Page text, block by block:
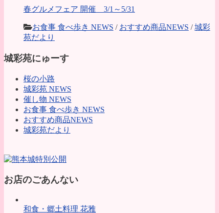
春グルメフェア 開催 3/1～5/31
お食事 食べ歩き NEWS / おすすめ商品NEWS /城彩
苑だより
城彩苑にゅーす
桜の小路
城彩苑 NEWS
催し物 NEWS
お食事 食べ歩き NEWS
おすすめ商品NEWS
城彩苑だより
お店のごあんない
和食・郷土料理 花雅